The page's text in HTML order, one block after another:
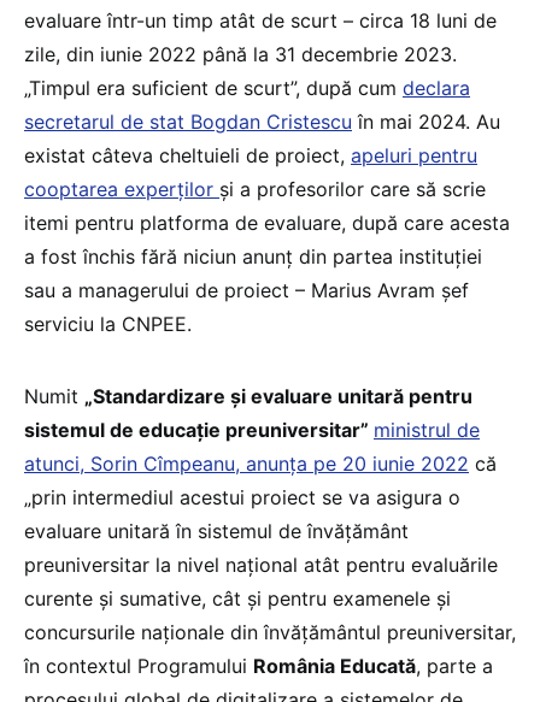
evaluare într-un timp atât de scurt – circa 18 luni de
zile, din iunie 2022 până la 31 decembrie 2023.
„Timpul era suficient de scurt”, după cum declara
secretarul de stat Bogdan Cristescu în mai 2024. Au
existat câteva cheltuieli de proiect, apeluri pentru
cooptarea experților și a profesorilor care să scrie
itemi pentru platforma de evaluare, după care acesta
a fost închis fără niciun anunț din partea instituției
sau a managerului de proiect – Marius Avram șef
serviciu la CNPEE.
Numit „Standardizare și evaluare unitară pentru
sistemul de educație preuniversitar” ministrul de
atunci, Sorin Cîmpeanu, anunța pe 20 iunie 2022 că
„prin intermediul acestui proiect se va asigura o
evaluare unitară în sistemul de învățământ
preuniversitar la nivel național atât pentru evaluările
curente și sumative, cât și pentru examenele și
concursurile naționale din învățământul preuniversitar,
în contextul Programului România Educată, parte a